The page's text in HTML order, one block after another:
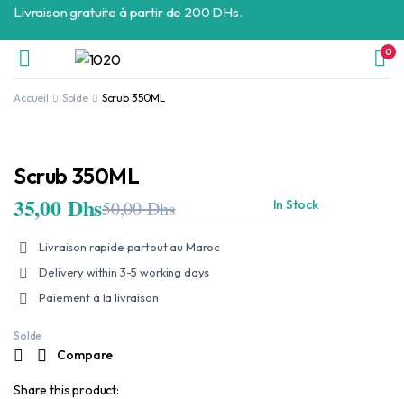
Livraison gratuite à partir de 200 DHs.
0
Accueil Solde Scrub 350ML
Scrub 350ML
50,00Dhs
Le
prix
initial
était :
50,00 Dhs.
35,00Dhs
Le
prix
actuel
est :
35,00 Dhs.
In Stock
Livraison rapide partout au Maroc
Delivery within 3-5 working days
Paiement à la livraison
Solde
Compare
Share this product: